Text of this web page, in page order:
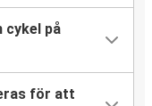
cykel på
för att